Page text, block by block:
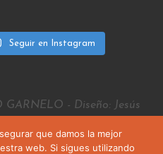
Seguir en Instagram
- Diseño: Jesús
que damos la mejor
web. Si sigues utilizando